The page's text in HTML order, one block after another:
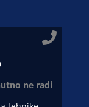
ne radi